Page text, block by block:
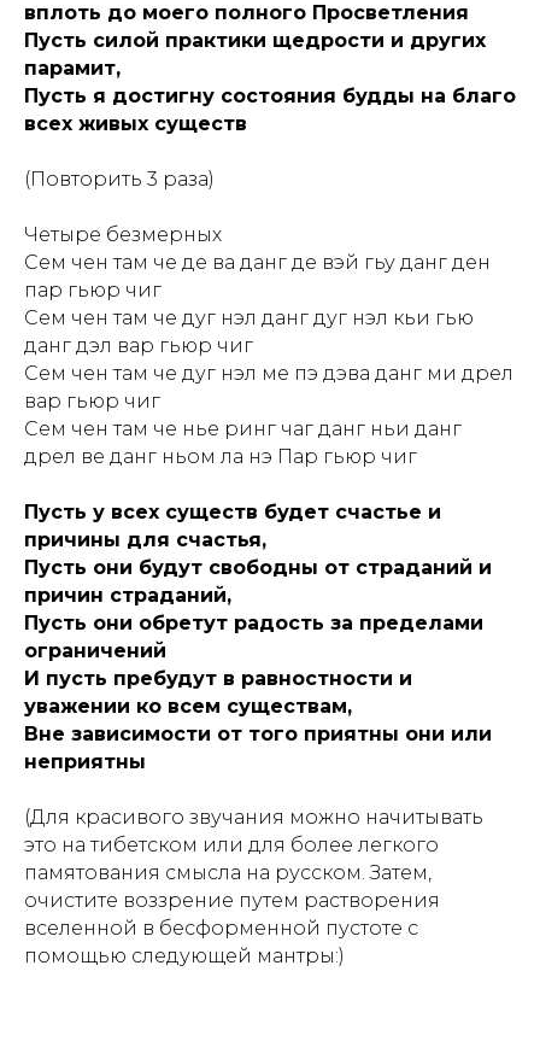
вплоть до моего полного Просветления
Пусть силой практики щедрости и других
парамит,
Пусть я достигну состояния будды на благо
всех живых существ
(Повторить 3 раза)
Четыре безмерных
Сем чен там че де ва данг де вэй гьу данг ден
пар гьюр чиг
Сем чен там че дуг нэл данг дуг нэл кьи гью
данг дэл вар гьюр чиг
Сем чен там че дуг нэл ме пэ дэва данг ми дрел
вар гьюр чиг
Сем чен там че нье ринг чаг данг ньи данг
дрел ве данг ньом ла нэ Пар гьюр чиг
Пусть у всех существ будет счастье и
причины для счастья,
Пусть они будут свободны от страданий и
причин страданий,
Пусть они обретут радость за пределами
ограничений
И пусть пребудут в равностности и
уважении ко всем существам,
Вне зависимости от того приятны они или
неприятны
(Для красивого звучания можно начитывать
это на тибетском или для более легкого
памятования смысла на русском. Затем,
очистите воззрение путем растворения
вселенной в бесформенной пустоте с
помощью следующей мантры:)